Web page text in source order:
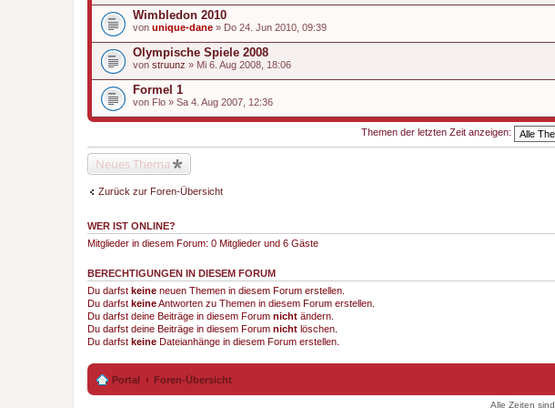
Wimbledon 2010
von unique-dane » Do 24. Jun 2010, 09:39
Olympische Spiele 2008
von struunz » Mi 6. Aug 2008, 18:06
Formel 1
von Flo » Sa 4. Aug 2007, 12:36
Themen der letzten Zeit anzeigen:
Neues Thema
Zurück zur Foren-Übersicht
WER IST ONLINE?
Mitglieder in diesem Forum: 0 Mitglieder und 6 Gäste
BERECHTIGUNGEN IN DIESEM FORUM
Du darfst keine neuen Themen in diesem Forum erstellen.
Du darfst keineAntworten zu Themen in diesem Forum erstellen.
Du darfst deine Beiträge in diesem Forum nicht ändern.
Du darfst deine Beiträge in diesem Forum nicht löschen.
Du darfst keine Dateianhänge in diesem Forum erstellen.
Portal Foren-Übersicht
Alle Zeiten sind